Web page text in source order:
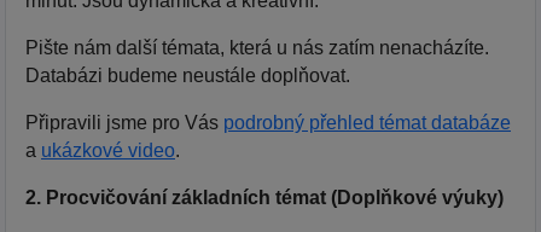
Pište nám další témata, která u nás zatím nenacházíte.
Databázi budeme neustále doplňovat.
Připravili jsme pro Vás podrobný přehled témat databáze
a ukázkové video.
2. Procvičování základních témat (Doplňkové výuky)